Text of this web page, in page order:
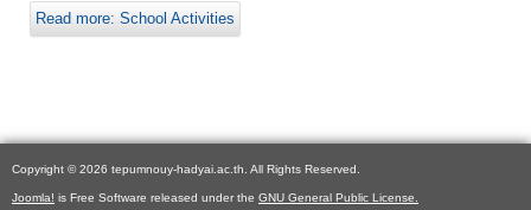
Read more: School Activities
Copyright © 2026 tepumnouy-hadyai.ac.th. All Rights Reserved.
Joomla! is Free Software released under the GNU General Public License.